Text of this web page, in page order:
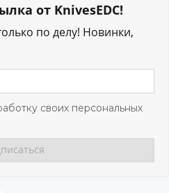
от KnivesEDC!
по делу! Новинки,
своих персональных